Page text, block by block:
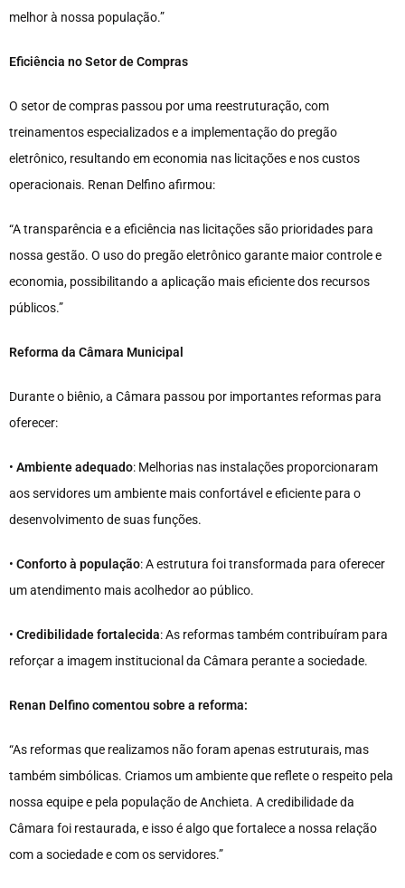
melhor à nossa população.”
Eficiência no Setor de Compras
O setor de compras passou por uma reestruturação, com
treinamentos especializados e a implementação do pregão
eletrônico, resultando em economia nas licitações e nos custos
operacionais. Renan Delfino afirmou:
“A transparência e a eficiência nas licitações são prioridades para
nossa gestão. O uso do pregão eletrônico garante maior controle e
economia, possibilitando a aplicação mais eficiente dos recursos
públicos.”
Reforma da Câmara Municipal
Durante o biênio, a Câmara passou por importantes reformas para
oferecer:
• Ambiente adequado: Melhorias nas instalações proporcionaram
aos servidores um ambiente mais confortável e eficiente para o
desenvolvimento de suas funções.
• Conforto à população: A estrutura foi transformada para oferecer
um atendimento mais acolhedor ao público.
• Credibilidade fortalecida: As reformas também contribuíram para
reforçar a imagem institucional da Câmara perante a sociedade.
Renan Delfino comentou sobre a reforma:
“As reformas que realizamos não foram apenas estruturais, mas
também simbólicas. Criamos um ambiente que reflete o respeito pela
nossa equipe e pela população de Anchieta. A credibilidade da
Câmara foi restaurada, e isso é algo que fortalece a nossa relação
com a sociedade e com os servidores.”